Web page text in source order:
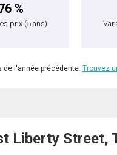
%
prix (5 ans)
l'année précédente. Trouvez
Liberty Street,